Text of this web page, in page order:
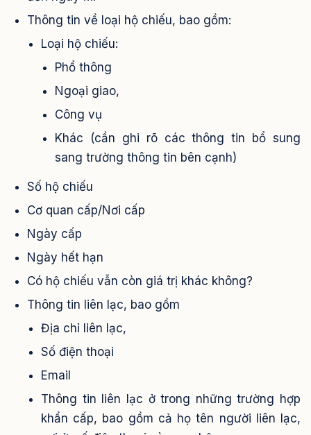
Thông tin về loại hộ chiếu, bao gồm:
Loại hộ chiếu:
Phổ thông
Ngoại giao,
Công vụ
Khác (cần ghi rõ các thông tin bổ sung
sang trường thông tin bên cạnh)
Số hộ chiếu
Cơ quan cấp/Nơi cấp
Ngày cấp
Ngày hết hạn
Có hộ chiếu vẫn còn giá trị khác không?
Thông tin liên lạc, bao gồm
Địa chỉ liên lạc,
Số điện thoại
Email
Thông tin liên lạc ở trong những trường hợp
khẩn cấp, bao gồm cả họ tên người liên lạc,